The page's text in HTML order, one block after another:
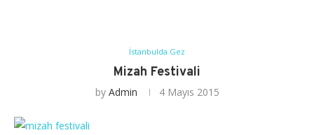
İstanbulda Gez
Mizah Festivali
by Admin 4 Mayıs 2015